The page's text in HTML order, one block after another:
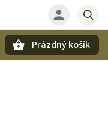
Prázdný košík